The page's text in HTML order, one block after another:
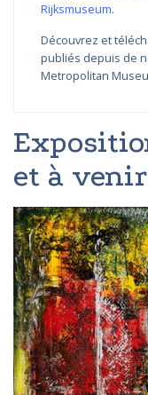
Rijksmuseum.
Découvrez et
publiés depuis de
Metropolitan
et à venir